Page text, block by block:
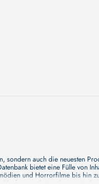
sondern auch die neuesten
bietet eine Fülle von
und Horrorfilme bis hin